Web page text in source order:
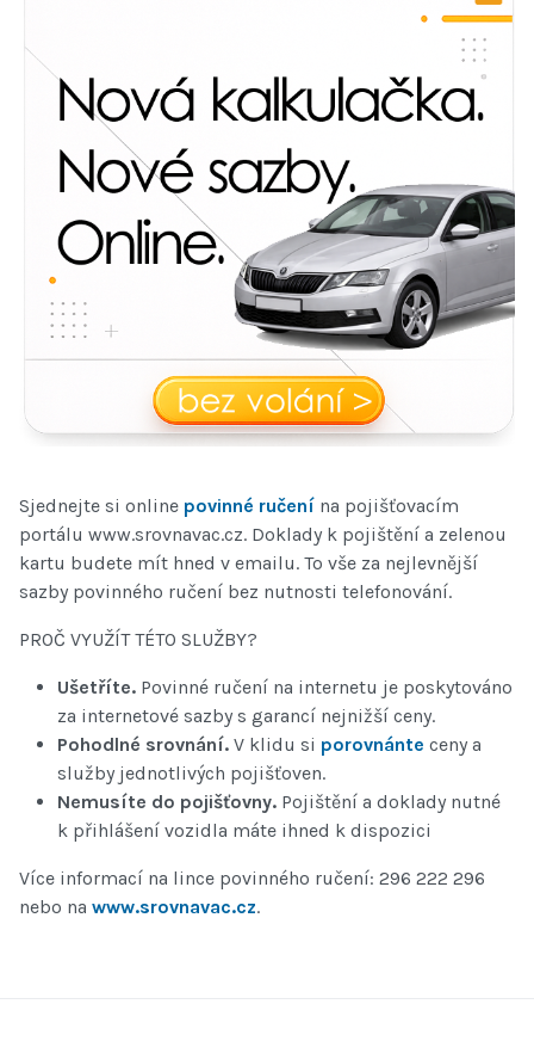
Sjednejte si online povinné ručení na pojišťovacím
portálu www.srovnavac.cz. Doklady k pojištění a zelenou
kartu budete mít hned v emailu. To vše za nejlevnější
sazby povinného ručení bez nutnosti telefonování.
PROČ VYUŽÍT TÉTO SLUŽBY?
Ušetříte. Povinné ručení na internetu je poskytováno
za internetové sazby s garancí nejnižší ceny.
Pohodlné srovnání. V klidu si porovnánte ceny a
služby jednotlivých pojišťoven.
Nemusíte do pojišťovny. Pojištění a doklady nutné
k přihlášení vozidla máte ihned k dispozici
Více informací na lince povinného ručení: 296 222 296
nebo na www.srovnavac.cz.